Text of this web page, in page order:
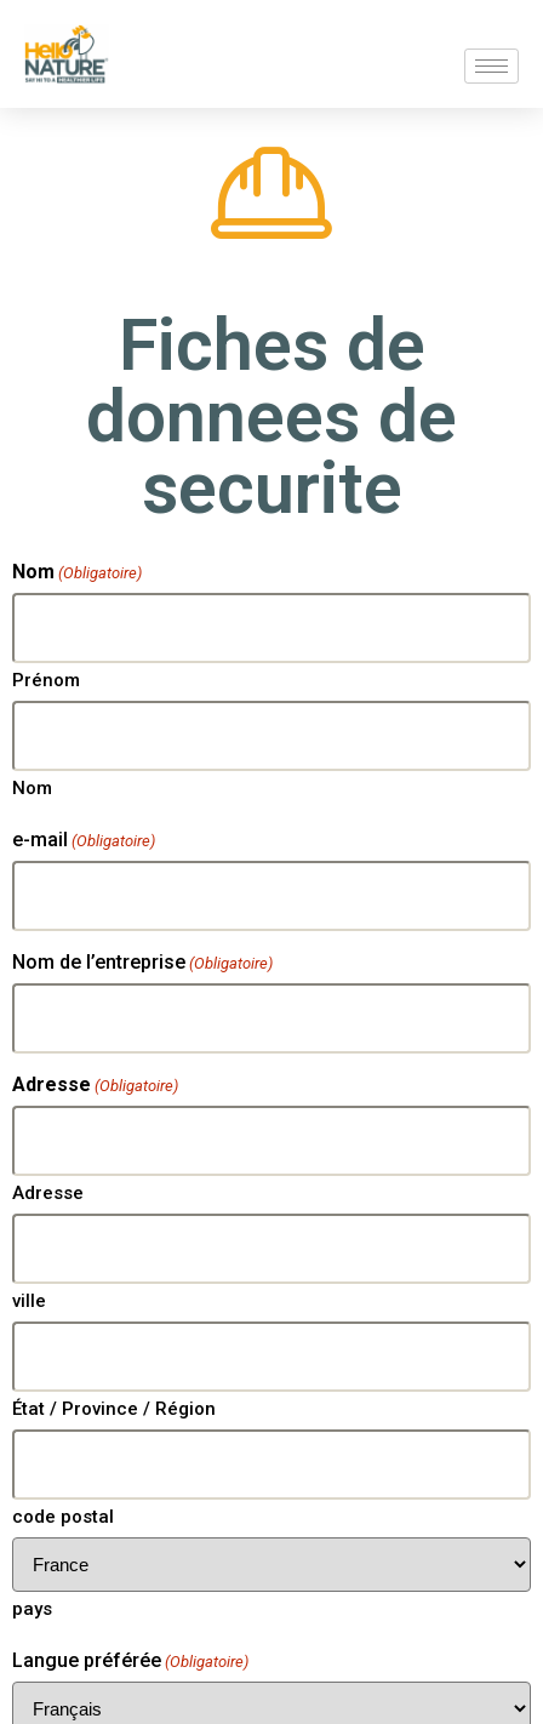
Fiches de
donnees de
securite
Nom (Obligatoire)
Prénom
Nom
e-mail (Obligatoire)
Nom de l’entreprise (Obligatoire)
Adresse (Obligatoire)
Adresse
ville
État / Province / Région
code postal
pays
Langue préférée (Obligatoire)